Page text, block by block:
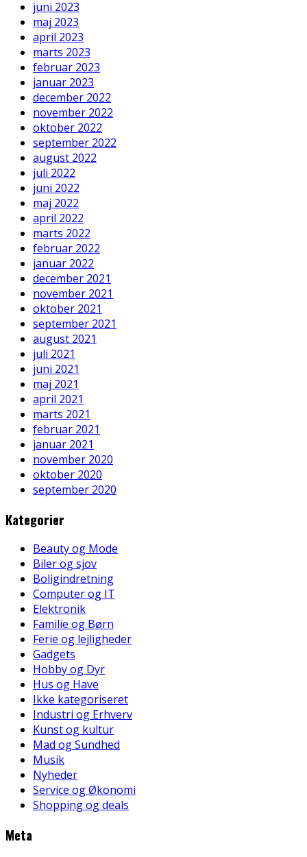
juni 2023
maj 2023
april 2023
marts 2023
februar 2023
januar 2023
december 2022
november 2022
oktober 2022
september 2022
august 2022
juli 2022
juni 2022
maj 2022
april 2022
marts 2022
februar 2022
januar 2022
december 2021
november 2021
oktober 2021
september 2021
august 2021
juli 2021
juni 2021
maj 2021
april 2021
marts 2021
februar 2021
januar 2021
november 2020
oktober 2020
september 2020
Kategorier
Beauty og Mode
Biler og sjov
Boligindretning
Computer og IT
Elektronik
Familie og Børn
Ferie og lejligheder
Gadgets
Hobby og Dyr
Hus og Have
Ikke kategoriseret
Industri og Erhverv
Kunst og kultur
Mad og Sundhed
Musik
Nyheder
Service og Økonomi
Shopping og deals
Meta